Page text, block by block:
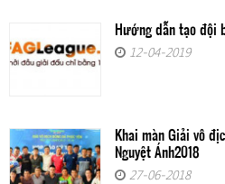
Hướng dẫn tạo đội
12-04-2019
Khai màn Giải vô
Nguyệt Ánh2018
27-06-2018